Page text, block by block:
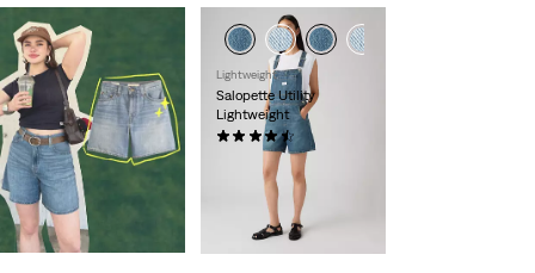
Lightweight
Salopette Utility
Lightweight
(0)
CHF 109.90